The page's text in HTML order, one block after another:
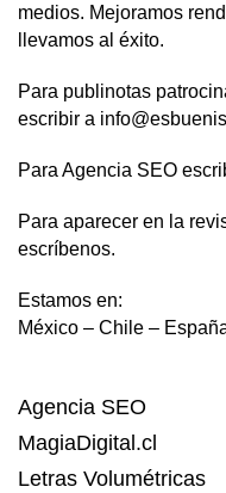
medios. Mejoramos
llevamos al éxito.
Para publinotas
escribir a
Para Agencia SEO
Para aparecer en la
escríbenos.
Estamos en:
México – Chile –
Agencia SEO
MagiaDigital.cl
Letras Volumétricas